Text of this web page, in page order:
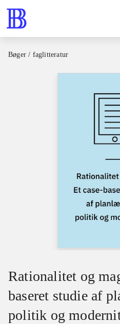
Bøger / faglitteratur
Rationalitet og
baseret studie af
politik og